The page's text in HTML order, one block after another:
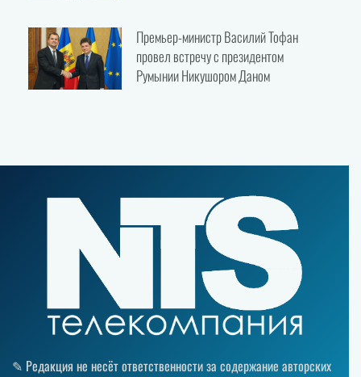
Премьер-министр Василий Тофан
провел встречу с президентом
Румынии Никушором Даном
✎ Редакция не несёт ответственности за содержание авторских